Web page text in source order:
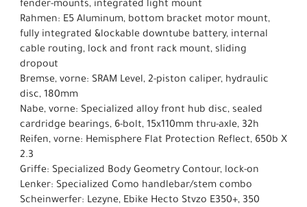
fender-mounts, integrated light mount
Rahmen: E5 Aluminum, bottom bracket motor mount,
fully integrated &lockable downtube battery, internal
cable routing, lock and front rack mount, sliding
dropout
Bremse, vorne: SRAM Level, 2-piston caliper, hydraulic
disc, 180mm
Nabe, vorne: Specialized alloy front hub disc, sealed
cardridge bearings, 6-bolt, 15x110mm thru-axle, 32h
Reifen, vorne: Hemisphere Flat Protection Reflect, 650b X
2.3
Griffe: Specialized Body Geometry Contour, lock-on
Lenker: Specialized Como handlebar/stem combo
Scheinwerfer: Lezyne, Ebike Hecto Stvzo E350+, 350